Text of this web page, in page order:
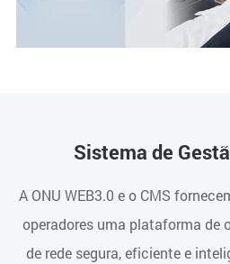
Sistema de
A ONU WEB3.0 e o CMS
operadores uma plataforma de
de rede segura, eficiente e